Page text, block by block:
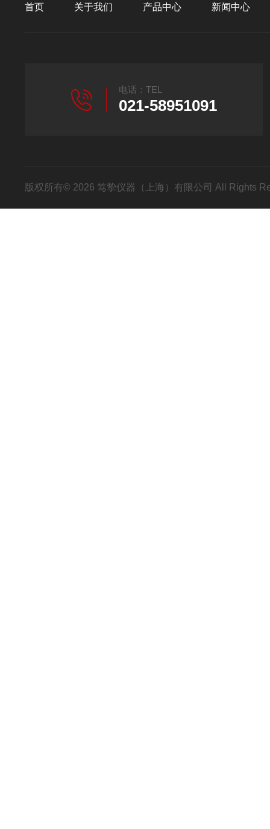
首页 关于我们 产品中心 新闻中心
电话：TEL
021-58951091
版权所有© 2026 笃挚仪器（上海）有限公司 All Rights